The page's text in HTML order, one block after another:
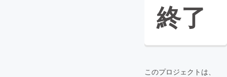
終了
このプロジェクトは、